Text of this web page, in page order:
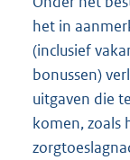
het in
(inclusief
bonussen)
uitgaven die
komen, zoals